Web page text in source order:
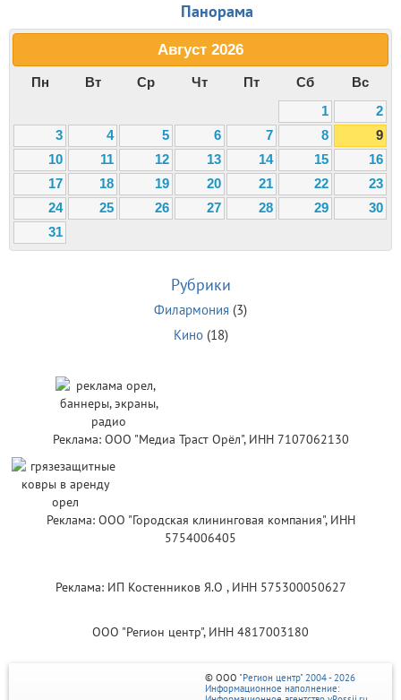
Панорама
Август 2026
Пн Вт Ср Чт Пт Сб
Вс
1
2
3
4 5 6 7 8
9
10
11 12 13 14 15
16
17
18 19 20 21 22
23
24
25 26 27 28 29
30
31
Рубрики
Филармония (3)
Кино(18)
Реклама: ООО "Медиа Траст Орёл", ИНН 7107062130
Реклама: ООО "Городская клининговая компания", ИНН
5754006405
Реклама: ИП Костенников Я.О , ИНН 575300050627
ООО "Регион центр", ИНН 4817003180
© ООО "Регион центр" 2004 - 2026
Информационное наполнение: